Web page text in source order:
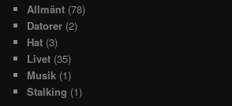
Allmänt (78)
Datorer (2)
Hat (3)
Livet (35)
Musik (1)
Stalking (1)